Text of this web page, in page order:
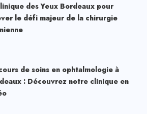
des Yeux Bordeaux pour
le défi majeur de la chirurgie
de soins en ophtalmologie à
: Découvrez notre clinique en